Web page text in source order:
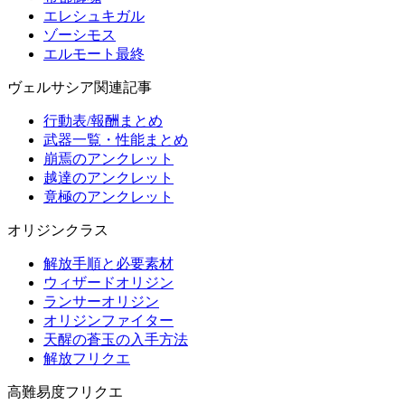
エレシュキガル
ゾーシモス
エルモート最終
ヴェルサシア関連記事
行動表/報酬まとめ
武器一覧・性能まとめ
崩焉のアンクレット
越達のアンクレット
竟極のアンクレット
オリジンクラス
解放手順と必要素材
ウィザードオリジン
ランサーオリジン
オリジンファイター
天醒の蒼玉の入手方法
解放フリクエ
高難易度フリクエ